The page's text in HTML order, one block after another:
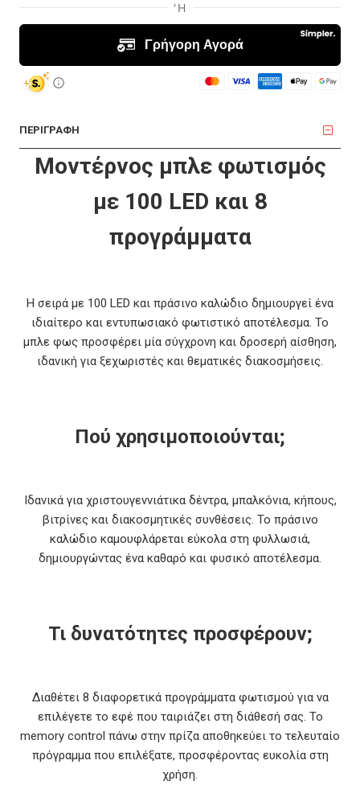
ΠΕΡΙΓΡΑΦΗ
Μοντέρνος μπλε φωτισμός
με 100 LED και 8
προγράμματα
Η σειρά με 100 LED και πράσινο καλώδιο δημιουργεί ένα
ιδιαίτερο και εντυπωσιακό φωτιστικό αποτέλεσμα. Το
μπλε φως προσφέρει μία σύγχρονη και δροσερή αίσθηση,
ιδανική για ξεχωριστές και θεματικές διακοσμήσεις.
Πού χρησιμοποιούνται;
Ιδανικά για χριστουγεννιάτικα δέντρα, μπαλκόνια, κήπους,
βιτρίνες και διακοσμητικές συνθέσεις. Το πράσινο
καλώδιο καμουφλάρεται εύκολα στη φυλλωσιά,
δημιουργώντας ένα καθαρό και φυσικό αποτέλεσμα.
Τι δυνατότητες προσφέρουν;
Διαθέτει 8 διαφορετικά προγράμματα φωτισμού για να
επιλέγετε το εφέ που ταιριάζει στη διάθεσή σας. Το
memory control πάνω στην πρίζα αποθηκεύει το τελευταίο
πρόγραμμα που επιλέξατε, προσφέροντας ευκολία στη
χρήση.